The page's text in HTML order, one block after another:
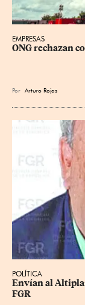
EMPRESAS
ONG rechazan
Por Arturo Rojas
POLÍTICA
Envían al
FGR